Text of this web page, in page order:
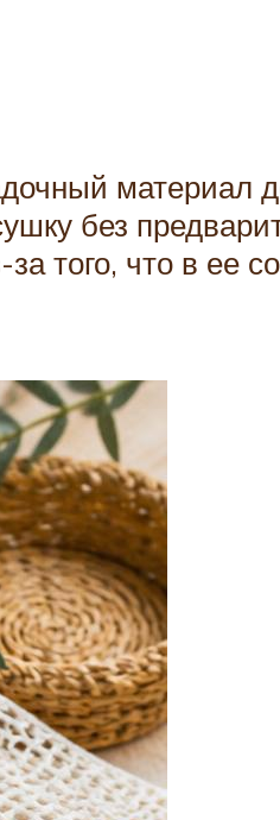
материал
без
того, что в ее